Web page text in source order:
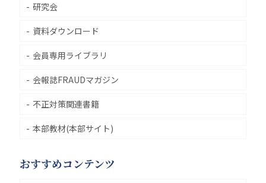
研究会
資料ダウンロード
会員専用ライブラリ
会報誌FRAUDマガジン
不正対策関連書籍
本部教材(本部サイト)
おすすめコンテンツ